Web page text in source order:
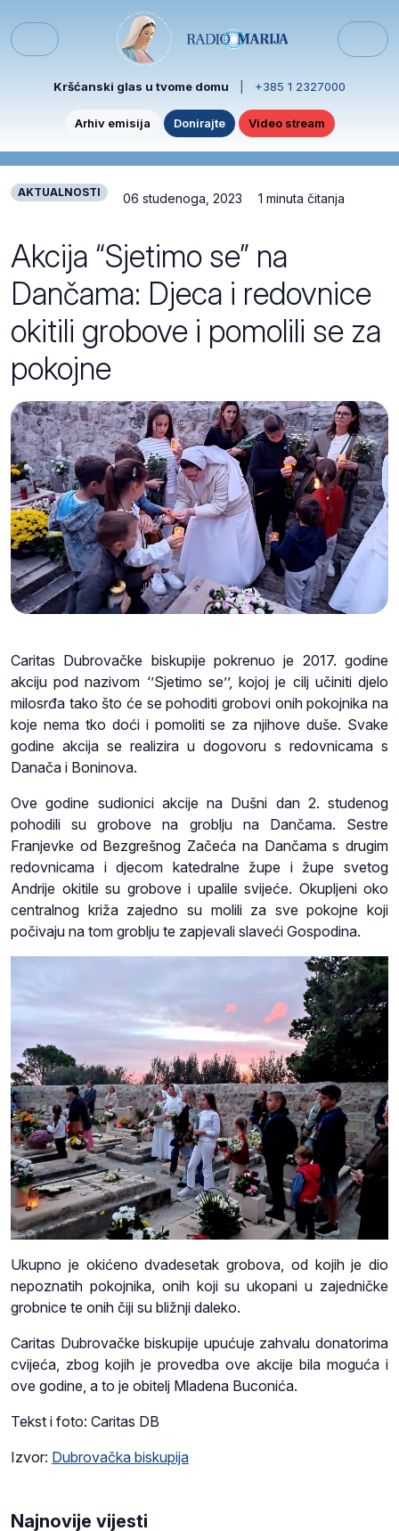
Menu
Kršćanski glas u tvome domu +385 1 2327000
Arhiv emisija Donirajte Video stream
AKTUALNOSTI 06 studenoga, 2023 1 minuta čitanja
Akcija “Sjetimo se” na
Dančama: Djeca i redovnice
okitili grobove i pomolili se za
pokojne
Caritas Dubrovačke biskupije pokrenuo je 2017. godine
akciju pod nazivom ‘’Sjetimo se’’, kojoj je cilj učiniti djelo
milosrđa tako što će se pohoditi grobovi onih pokojnika na
koje nema tko doći i pomoliti se za njihove duše. Svake
godine akcija se realizira u dogovoru s redovnicama s
Danača i Boninova.
Ove godine sudionici akcije na Dušni dan 2. studenog
pohodili su grobove na groblju na Dančama. Sestre
Franjevke od Bezgrešnog Začeća na Dančama s drugim
redovnicama i djecom katedralne župe i župe svetog
Andrije okitile su grobove i upalile svijeće. Okupljeni oko
centralnog križa zajedno su molili za sve pokojne koji
počivaju na tom groblju te zapjevali slaveći Gospodina.
Ukupno je okićeno dvadesetak grobova, od kojih je dio
nepoznatih pokojnika, onih koji su ukopani u zajedničke
grobnice te onih čiji su bližnji daleko.
Caritas Dubrovačke biskupije upućuje zahvalu donatorima
cvijeća, zbog kojih je provedba ove akcije bila moguća i
ove godine, a to je obitelj Mladena Buconića.
Tekst i foto: Caritas DB
Izvor: Dubrovačka biskupija
Najnovije vijesti